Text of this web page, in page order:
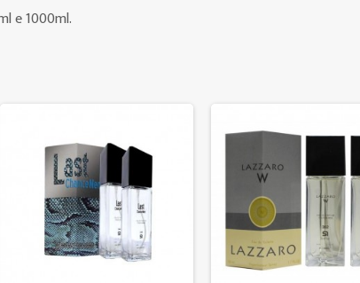
e 1000ml.